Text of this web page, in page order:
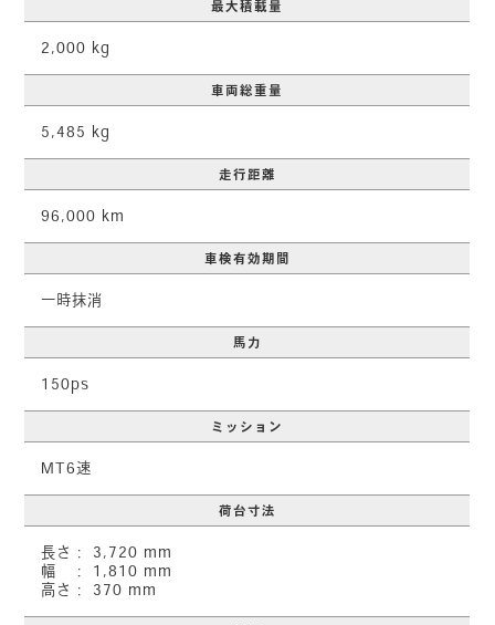
最大積載量
2,000 kg
車両総重量
5,485 kg
走行距離
96,000 km
車検有効期間
一時抹消
馬力
150ps
ミッション
MT6速
荷台寸法
長さ： 3,720 mm
幅 ： 1,810 mm
高さ： 370 mm